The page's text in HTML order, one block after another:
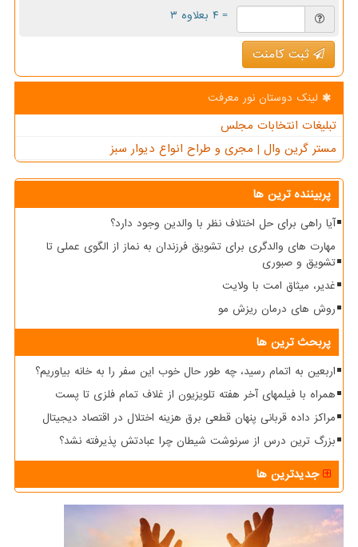
= ۴ بعلاوه ۳
ثبت کامنت
لینک دوستان نور معرفت
تبلیغات انتخابات مجلس
مستر گرین وال | مجری و طراح انواع دیوار سبز
پربیننده ترین ها
آیا راهی برای حل اختلاف نظر با والدین وجود دارد؟
مهارت های والدگری برای تشویق فرزندان به نماز از الگوی عملی تا
تشویق و صبوری
غدیر، میثاق امت با ولایت
روش های درمان ریزش مو
پربحث ترین ها
اربعین به اتمام رسید، چه طور حال خوب این سفر را به خانه بیاوریم؟
همراه با فیلمهای آخر هفته تلویزیون از غلاف تمام فلزی تا پست
مراکز داده قربانی پنهان قطعی برق هزینه اختلال در اقتصاد دیجیتال
بزرگ ترین درس از سرنوشت شیطان چرا عبادتش پذیرفته نشد؟
جدیدترین ها